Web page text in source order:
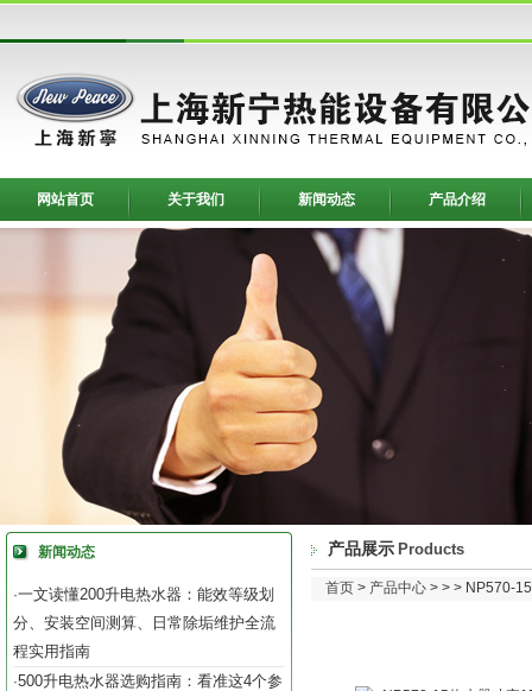
网站首页 关于我们 新闻动态 产品介绍
新闻动态
·一文读懂200升电热水器：能效等级划
分、安装空间测算、日常除垢维护全流
程实用指南
·500升电热水器选购指南：看准这4个参
产品展示 Products
首页 > 产品中心 > > > NP570-